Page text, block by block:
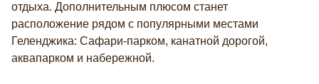
отдыха. Дополнительным плюсом станет
расположение рядом с популярными местами
Геленджика: Сафари-парком, канатной дорогой,
аквапарком и набережной.